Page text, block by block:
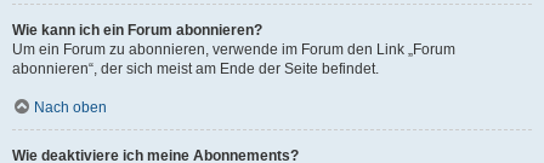
Wie kann ich ein Forum abonnieren?
Um ein Forum zu abonnieren, verwende im Forum den Link „Forum
abonnieren“, der sich meist am Ende der Seite befindet.
Nach oben
Wie deaktiviere ich meine Abonnements?